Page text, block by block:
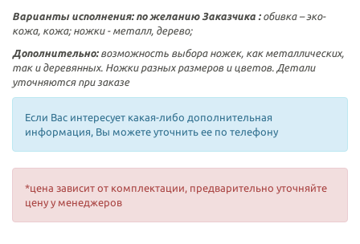
Варианты исполнения: по желанию Заказчика : обивка – эко-
кожа, кожа; ножки - металл, дерево;
Дополнительно:возможность выбора ножек, как металлических,
так и деревянных. Ножки разных размеров и цветов. Детали
уточняются при заказе
Если Вас интересует какая-либо дополнительная
информация, Вы можете уточнить ее по телефону
*цена зависит от комплектации, предварительно уточняйте
цену у менеджеров